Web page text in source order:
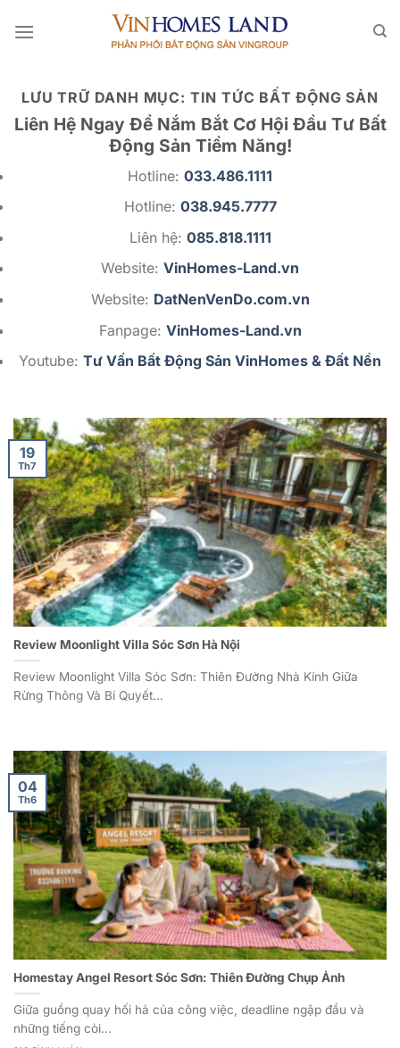
qua
LƯU TRỮ DANH MỤC: TIN TỨC BẤT ĐỘNG SẢN
Liên Hệ Ngay Để Nắm Bắt Cơ Hội Đầu Tư Bất
Động Sản Tiềm Năng!
Hotline: 033.486.1111
Hotline: 038.945.7777
Liên hệ: 085.818.1111
Website: VinHomes-Land.vn
Website: DatNenVenDo.com.vn
Fanpage: VinHomes-Land.vn
Youtube: Tư Vấn Bất Động Sản VinHomes & Đất Nền
Review Moonlight Villa Sóc Sơn Hà Nội
Review Moonlight Villa Sóc Sơn: Thiên Đường Nhà Kính Giữa
Rừng Thông Và Bí Quyết...
19
Th7
Homestay Angel Resort Sóc Sơn: Thiên Đường Chụp Ảnh
Giữa guồng quay hối hả của công việc, deadline ngập đầu và
những tiếng còi...
04
Th6